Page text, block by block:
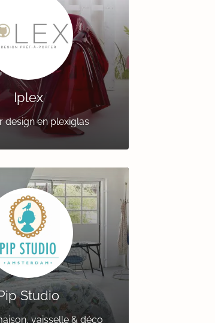
Iplex
design en plexiglas
Studio
vaisselle & déco